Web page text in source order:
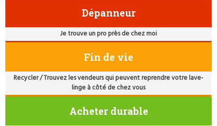
Dépanneur
Je trouve un pro près de chez moi
Fin de vie
Recycler / Trouvez les vendeurs qui peuvent reprendre votre lave-
linge à côté de chez vous
Acheter durable